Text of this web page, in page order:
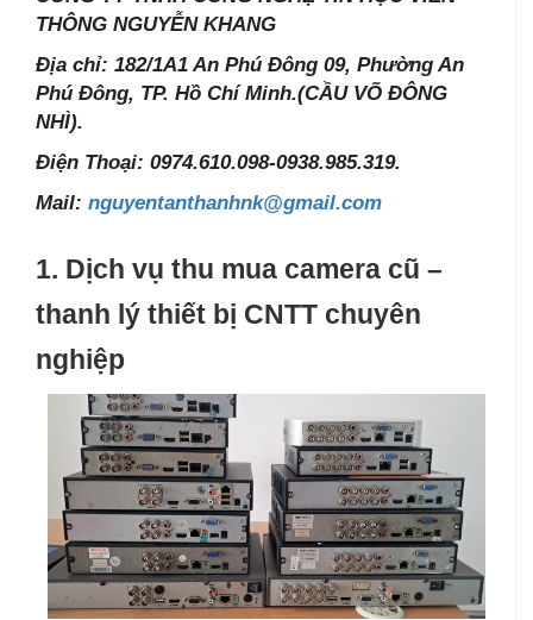
THÔNG NGUYỄN KHANG
Địa chỉ: 182/1A1 An Phú Đông 09, Phường An
Phú Đông, TP. Hồ Chí Minh.(CẦU VÕ ĐÔNG
NHÌ).
Điện Thoại: 0974.610.098-0938.985.319.
Mail: nguyentanthanhnk@gmail.com
1. Dịch vụ thu mua camera cũ –
thanh lý thiết bị CNTT chuyên
nghiệp